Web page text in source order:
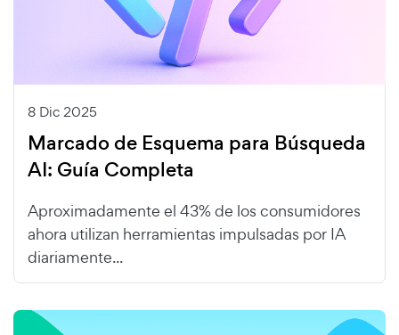
8 Dic 2025
Marcado de Esquema para Búsqueda
AI: Guía Completa
Aproximadamente el 43% de los consumidores
ahora utilizan herramientas impulsadas por IA
diariamente...